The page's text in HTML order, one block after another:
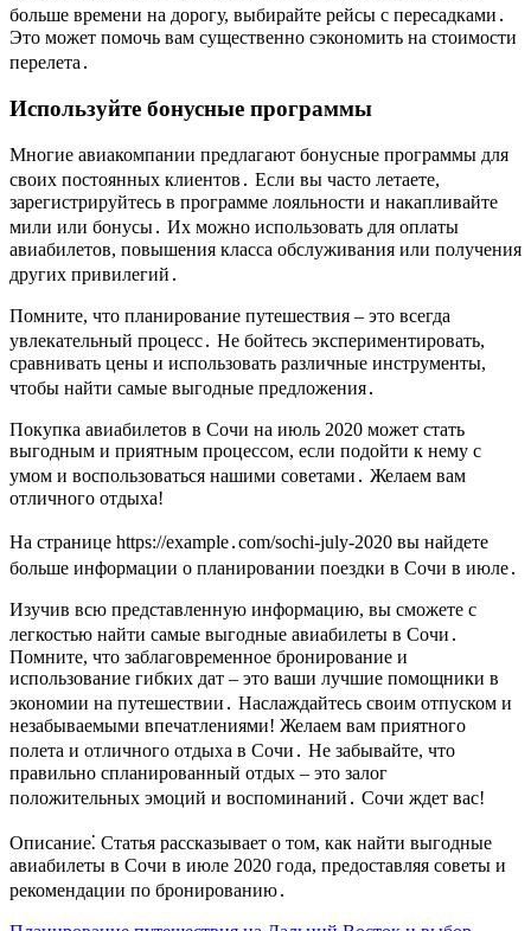
больше времени на дорогу, выбирайте рейсы с пересадками․
Это может помочь вам существенно сэкономить на стоимости
перелета․
Используйте бонусные программы
Многие авиакомпании предлагают бонусные программы для
своих постоянных клиентов․ Если вы часто летаете,
зарегистрируйтесь в программе лояльности и накапливайте
мили или бонусы․ Их можно использовать для оплаты
авиабилетов, повышения класса обслуживания или получения
других привилегий․
Помните, что планирование путешествия – это всегда
увлекательный процесс․ Не бойтесь экспериментировать,
сравнивать цены и использовать различные инструменты,
чтобы найти самые выгодные предложения․
Покупка авиабилетов в Сочи на июль 2020 может стать
выгодным и приятным процессом, если подойти к нему с
умом и воспользоваться нашими советами․ Желаем вам
отличного отдыха!
На странице https://example․com/sochi-july-2020 вы найдете
больше информации о планировании поездки в Сочи в июле․
Изучив всю представленную информацию, вы сможете с
легкостью найти самые выгодные авиабилеты в Сочи․
Помните, что заблаговременное бронирование и
использование гибких дат – это ваши лучшие помощники в
экономии на путешествии․ Наслаждайтесь своим отпуском и
незабываемыми впечатлениями! Желаем вам приятного
полета и отличного отдыха в Сочи․ Не забывайте, что
правильно спланированный отдых ‒ это залог
положительных эмоций и воспоминаний․ Сочи ждет вас!
Описание⁚ Статья рассказывает о том, как найти выгодные
авиабилеты в Сочи в июле 2020 года, предоставляя советы и
рекомендации по бронированию․